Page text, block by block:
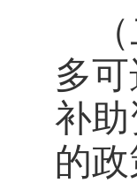
多
补
的